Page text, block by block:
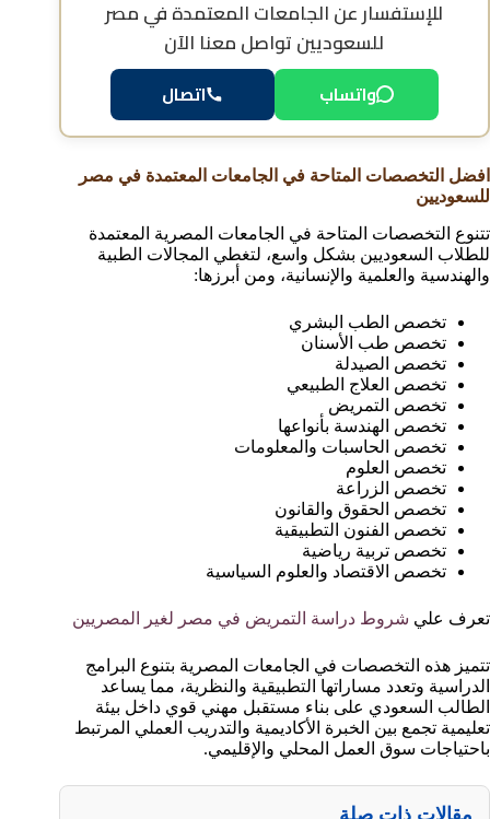
للإستفسار عنالجامعات المعتمدة في مصر
للسعوديينتواصل معنا الآن
واتساب اتصال
افضل التخصصات المتاحة في الجامعات المعتمدة في مصر
للسعوديين
تتنوع التخصصات المتاحة في الجامعات المصرية المعتمدة
للطلاب السعوديين بشكل واسع، لتغطي المجالات الطبية
والهندسية والعلمية والإنسانية، ومن أبرزها:
تخصص الطب البشري
تخصص طب الأسنان
تخصص الصيدلة
تخصص العلاج الطبيعي
تخصص التمريض
تخصص الهندسة بأنواعها
تخصص الحاسبات والمعلومات
تخصص العلوم
تخصص الزراعة
تخصص الحقوق والقانون
تخصص الفنون التطبيقية
تخصص تربية رياضية
تخصص الاقتصاد والعلوم السياسية
تعرف علي شروط دراسة التمريض في مصر لغير المصريين
تتميز هذه التخصصات في الجامعات المصرية بتنوع البرامج
الدراسية وتعدد مساراتها التطبيقية والنظرية، مما يساعد
الطالب السعودي على بناء مستقبل مهني قوي داخل بيئة
تعليمية تجمع بين الخبرة الأكاديمية والتدريب العملي المرتبط
باحتياجات سوق العمل المحلي والإقليمي.
مقالات ذات صلة